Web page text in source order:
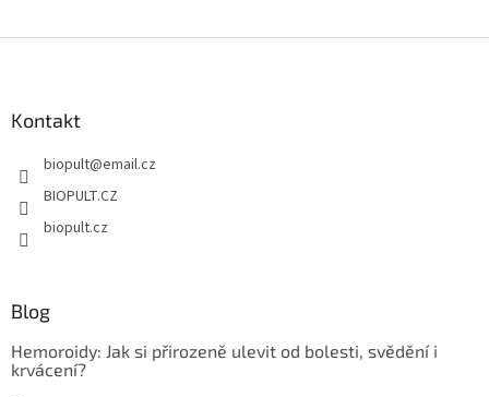
Kontakt
biopult@email.cz
BIOPULT.CZ
biopult.cz
Blog
Hemoroidy: Jak si přirozeně ulevit od bolesti, svědění i
krvácení?